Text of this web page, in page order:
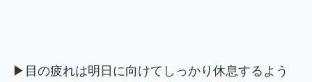
▶目の疲れは明日に向けてしっかり休息するよう